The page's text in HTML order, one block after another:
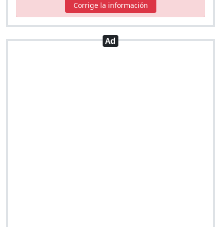
Corrige la información